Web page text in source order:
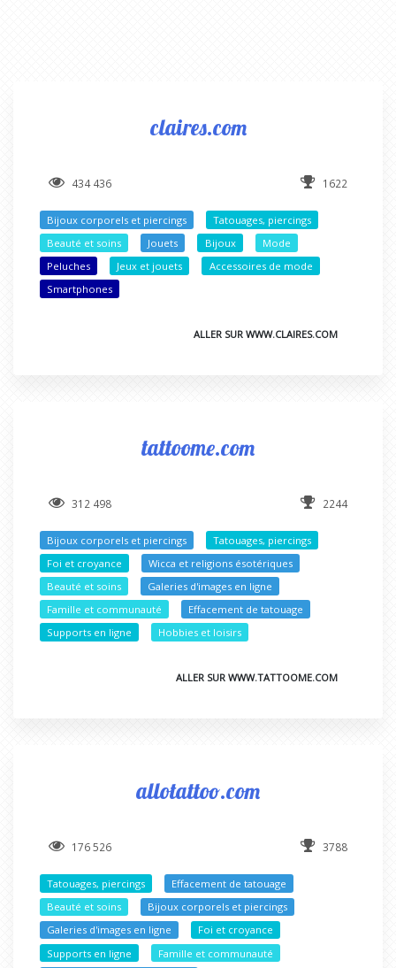
claires.com
434 436 1622
Bijoux corporels et piercings
Tatouages, piercings
Beauté et soins
Jouets Bijoux
Mode
Peluches
Jeux et jouets
Accessoires de mode
Smartphones
ALLER SUR WWW.CLAIRES.COM
tattoome.com
312 498 2244
Bijoux corporels et piercings
Tatouages, piercings
Foi et croyance
Wicca et religions ésotériques
Beauté et soins
Galeries d'images en ligne
Famille et communauté
Effacement de tatouage
Supports en ligne
Hobbies et loisirs
ALLER SUR WWW.TATTOOME.COM
allotattoo.com
176 526 3788
Tatouages, piercings
Effacement de tatouage
Beauté et soins
Bijoux corporels et piercings
Galeries d'images en ligne
Foi et croyance
Supports en ligne
Famille et communauté